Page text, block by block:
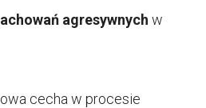
agresywnych w
cecha w procesie